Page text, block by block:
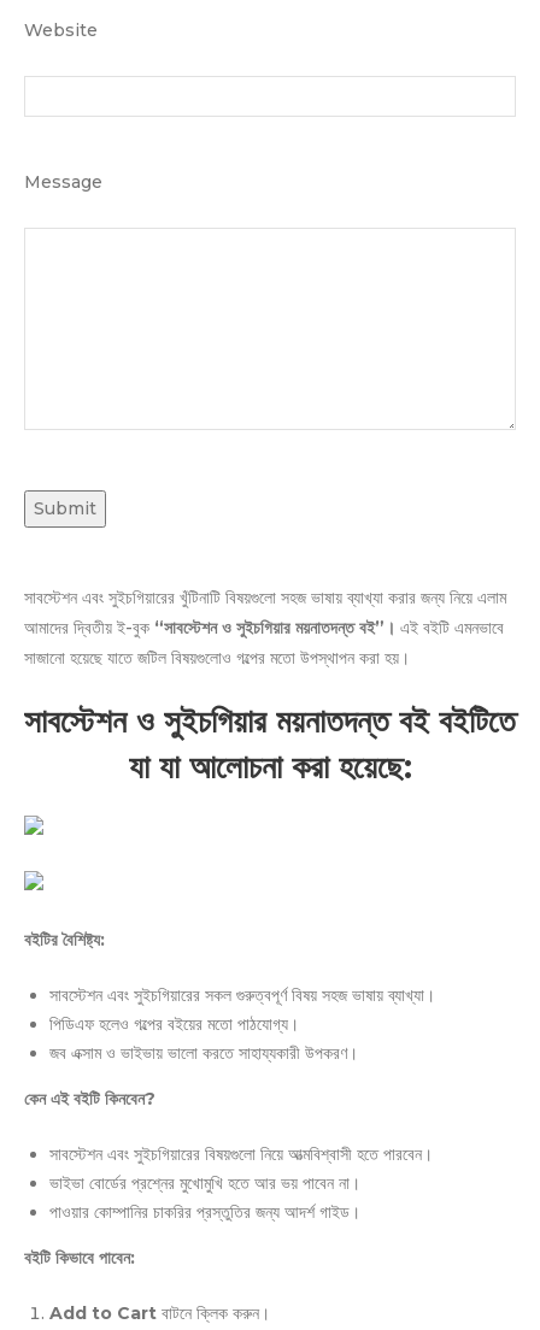
Website
Message
Submit
সাবস্টেশন এবং সুইচগিয়ারের খুঁটিনাটি বিষয়গুলো সহজ ভাষায় ব্যাখ্যা করার জন্য নিয়ে এলাম
আমাদের দ্বিতীয় ই-বুক “সাবস্টেশন ও সুইচগিয়ার ময়নাতদন্ত বই”। এই বইটি এমনভাবে
সাজানো হয়েছে যাতে জটিল বিষয়গুলোও গল্পের মতো উপস্থাপন করা হয়।
সাবস্টেশন ও সুইচগিয়ার ময়নাতদন্ত বই বইটিতে
যা যা আলোচনা করা হয়েছে:
বইটির বৈশিষ্ট্য:
সাবস্টেশন এবং সুইচগিয়ারের সকল গুরুত্বপূর্ণ বিষয় সহজ ভাষায় ব্যাখ্যা।
পিডিএফ হলেও গল্পের বইয়ের মতো পাঠযোগ্য।
জব এক্সাম ও ভাইভায় ভালো করতে সাহায্যকারী উপকরণ।
কেন এই বইটি কিনবেন?
সাবস্টেশন এবং সুইচগিয়ারের বিষয়গুলো নিয়ে আত্মবিশ্বাসী হতে পারবেন।
ভাইভা বোর্ডের প্রশ্নের মুখোমুখি হতে আর ভয় পাবেন না।
পাওয়ার কোম্পানির চাকরির প্রস্তুতির জন্য আদর্শ গাইড।
বইটি কিভাবে পাবেন:
Add to Cart বাটনে ক্লিক করুন।